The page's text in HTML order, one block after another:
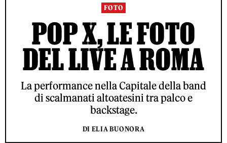
FOTO
POP X, LE FOTO
DEL LIVE A ROMA
La performance nella Capitale della band
di scalmanati altoatesini tra palco e
backstage.
DI ELIA BUONORA